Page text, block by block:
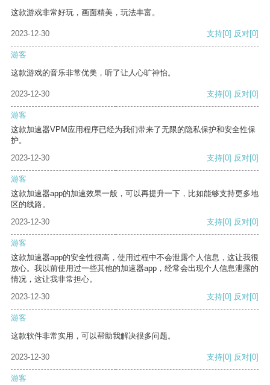
这款游戏非常好玩，画面精美，玩法丰富。
2023-12-30 支持[0] 反对[0]
游客
这款游戏的音乐非常优美，听了让人心旷神怡。
2023-12-30 支持[0] 反对[0]
游客
这款加速器VPM应用程序已经为我们带来了无限的隐私保护和安全性保
护。
2023-12-30
支持[0] 反对[0]
游客
这款加速器app的加速效果一般，可以再提升一下，比如能够支持更多地
区的线路。
2023-12-30
支持[0] 反对[0]
游客
这款加速器app的安全性很高，使用过程中不会泄露个人信息，这让我很
放心。我以前使用过一些其他的加速器app，经常会出现个人信息泄露的
情况，这让我非常担心。
2023-12-30
支持[0] 反对[0]
游客
这款软件非常实用，可以帮助我解决很多问题。
2023-12-30 支持[0] 反对[0]
游客